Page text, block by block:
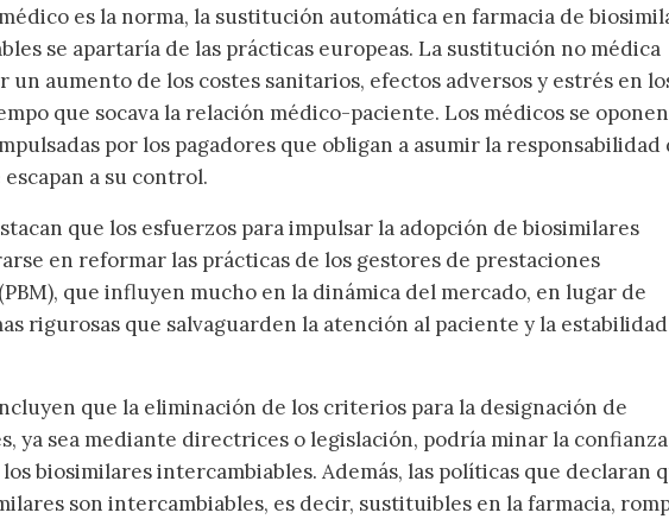
es la norma, la sustitución automática en farmacia de
se apartaría de las prácticas europeas. La sustitución no médica
un aumento de los costes sanitarios, efectos adversos y estrés en
que socava la relación médico-paciente. Los médicos se
por los pagadores que obligan a asumir la responsabilidad
a su control.
que los esfuerzos para impulsar la adopción de biosimilares
en reformar las prácticas de los gestores de prestaciones
que influyen mucho en la dinámica del mercado, en lugar de
rigurosas que salvaguarden la atención al paciente y la estabilidad
que la eliminación de los criterios para la designación de
ya sea mediante directrices o legislación, podría minar la
biosimilares intercambiables. Además, las políticas que declaran
son intercambiables, es decir, sustituibles en la farmacia,